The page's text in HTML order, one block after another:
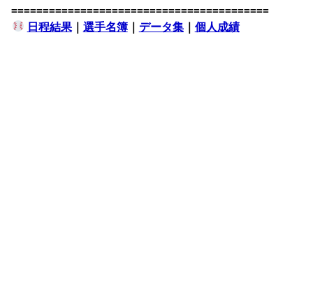
=========================================
日程結果｜ 選手名簿｜ データ集｜ 個人成績